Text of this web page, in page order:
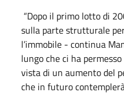
“Dopo il primo lotto di
sulla parte strutturale
l’immobile - continua
lungo che ci ha
vista di un aumento del
che in futuro